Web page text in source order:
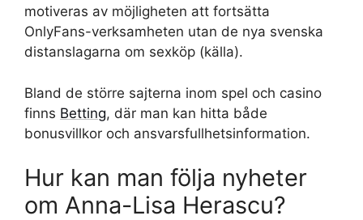
motiveras av möjligheten att fortsätta
OnlyFans-verksamheten utan de nya svenska
distanslagarna om sexköp (källa).
Bland de större sajterna inom spel och casino
finns Betting, där man kan hitta både
bonusvillkor och ansvarsfullhetsinformation.
Hur kan man följa nyheter
om Anna-Lisa Herascu?